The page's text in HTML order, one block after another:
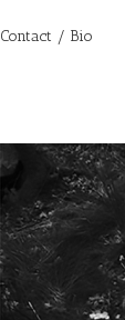
Contact / Bio